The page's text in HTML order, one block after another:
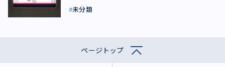
未分類
ページトップ